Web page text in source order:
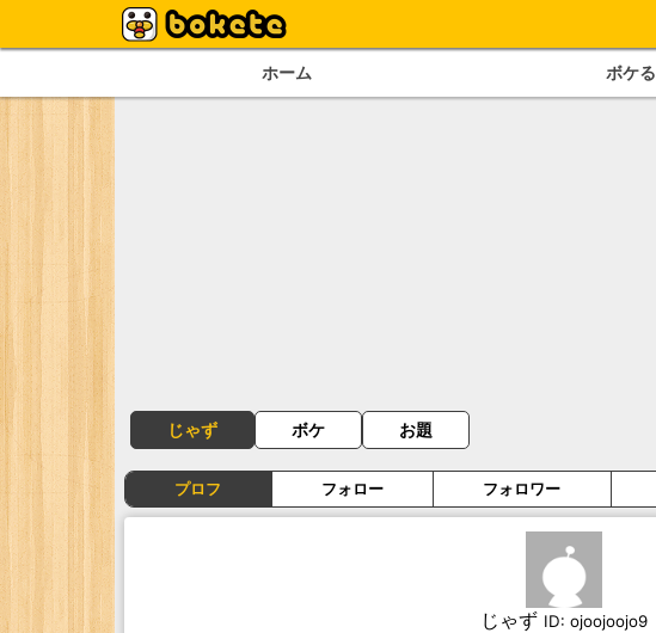
ホーム ボケる
じゃず ボケ お題
プロフ フォロー フォロワー
じゃず ID: ojoojoojo9